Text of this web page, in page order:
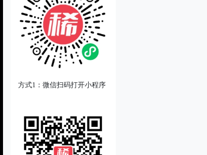
方式1：微信扫码打开小程序